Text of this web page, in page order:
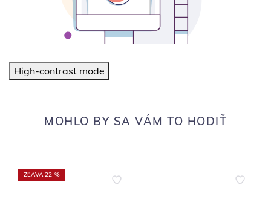
High-contrast mode
MOHLO BY SA VÁM TO HODIŤ
ZĽAVA 22 %